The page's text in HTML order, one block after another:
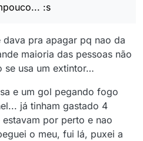
:s
pra apagar pq nao da
maioria das pessoas não
se usa um extintor…
e um gol pegando fogo
já tinham gastado 4
por perto e nao
o meu, fui lá, puxei a